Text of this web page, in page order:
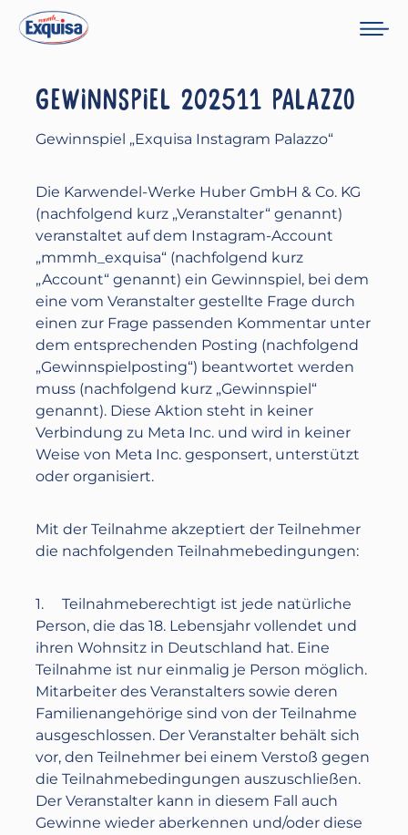
GEWINNSPIEL 202511 PALAZZO
Gewinnspiel „Exquisa Instagram Palazzo“
Die Karwendel-Werke Huber GmbH & Co. KG
(nachfolgend kurz „Veranstalter“ genannt)
veranstaltet auf dem Instagram-Account
„mmmh_exquisa“ (nachfolgend kurz
„Account“ genannt) ein Gewinnspiel, bei dem
eine vom Veranstalter gestellte Frage durch
einen zur Frage passenden Kommentar unter
dem entsprechenden Posting (nachfolgend
„Gewinnspielposting“) beantwortet werden
muss (nachfolgend kurz „Gewinnspiel“
genannt). Diese Aktion steht in keiner
Verbindung zu Meta Inc. und wird in keiner
Weise von Meta Inc. gesponsert, unterstützt
oder organisiert.
Mit der Teilnahme akzeptiert der Teilnehmer
die nachfolgenden Teilnahmebedingungen:
1. Teilnahmeberechtigt ist jede natürliche
Person, die das 18. Lebensjahr vollendet und
ihren Wohnsitz in Deutschland hat. Eine
Teilnahme ist nur einmalig je Person möglich.
Mitarbeiter des Veranstalters sowie deren
Familienangehörige sind von der Teilnahme
ausgeschlossen. Der Veranstalter behält sich
vor, den Teilnehmer bei einem Verstoß gegen
die Teilnahmebedingungen auszuschließen.
Der Veranstalter kann in diesem Fall auch
Gewinne wieder aberkennen und/oder diese